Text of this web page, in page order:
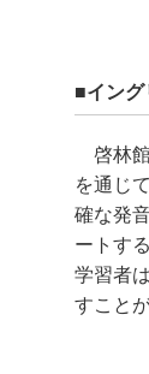
■イング
啓林
を通じ
確な発
ートす
学習者
すこと